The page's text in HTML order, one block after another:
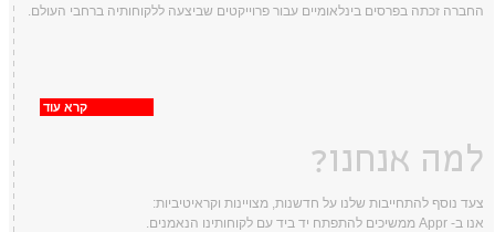
החברה זכתה בפרסים בינלאומיים עבור פרוייקטים שביצעה ללקוחותיה ברחבי העולם.
קרא עוד
למה אנחנו?
צעד נוסף להתחייבות שלנו על חדשנות, מצויינות וקראיטיביות:
אנו ב- Appr ממשיכים להתפתח יד ביד עם לקוחותינו הנאמנים.